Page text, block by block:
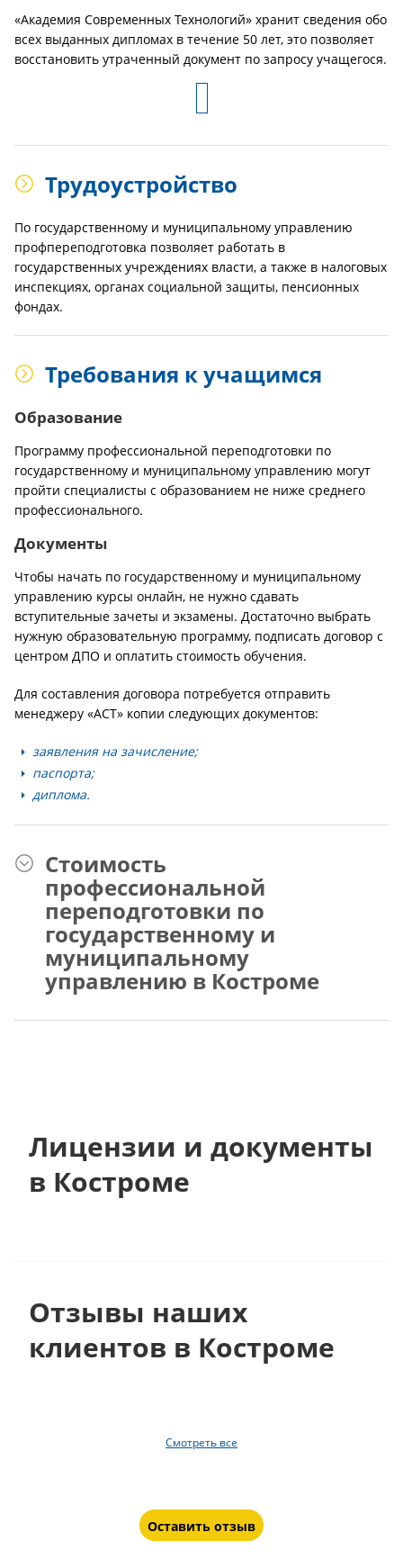
«Академия Современных Технологий» хранит сведения обо
всех выданных дипломах в течение 50 лет, это позволяет
восстановить утраченный документ по запросу учащегося.
Трудоустройство
По государственному и муниципальному управлению
профпереподготовка позволяет работать в
государственных учреждениях власти, а также в налоговых
инспекциях, органах социальной защиты, пенсионных
фондах.
Требования к учащимся
Образование
Программу профессиональной переподготовки по
государственному и муниципальному управлению могут
пройти специалисты с образованием не ниже среднего
профессионального.
Документы
Чтобы начать по государственному и муниципальному
управлению курсы онлайн, не нужно сдавать
вступительные зачеты и экзамены. Достаточно выбрать
нужную образовательную программу, подписать договор с
центром ДПО и оплатить стоимость обучения.
Для составления договора потребуется отправить
менеджеру «АСТ» копии следующих документов:
заявления на зачисление;
паспорта;
диплома.
Стоимость
профессиональной
переподготовки по
государственному и
муниципальному
управлению в Костроме
Лицензии и документы
в Костроме
Отзывы наших
клиентов в Костроме
Смотреть все
Оставить отзыв